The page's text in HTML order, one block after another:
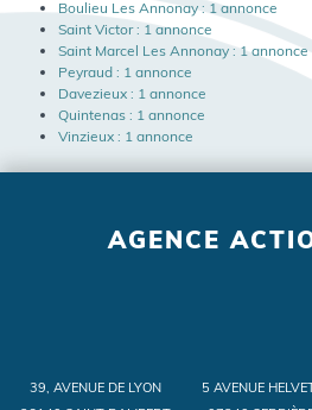
Boulieu Les Annonay : 1 annonce
Saint Victor : 1 annonce
Saint Marcel Les Annonay : 1 annonce
Peyraud : 1 annonce
Davezieux : 1 annonce
Quintenas : 1 annonce
Vinzieux : 1 annonce
AGENCE
39, AVENUE DE LYON
5 AVENUE